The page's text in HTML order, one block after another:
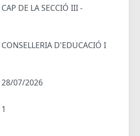
CAP DE LA SECCIÓ III -
CONSELLERIA D'EDUCACIÓ I
28/07/2026
1